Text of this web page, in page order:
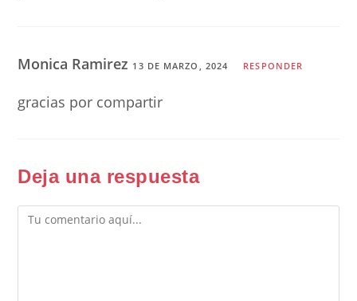
Monica Ramirez 13 DE MARZO, 2024 RESPONDER
gracias por compartir
Deja una respuesta
Comentario